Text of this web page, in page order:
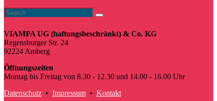
VIAMPA UG (haftungsbeschränkt) & Co. KG
Regensburger Str. 24
92224 Amberg
Öffnungszeiten
Montag bis Freitag von 8.30 - 12.30 und 14.00 - 16.00 Uhr
Datenschutz • Impressum • Kontakt